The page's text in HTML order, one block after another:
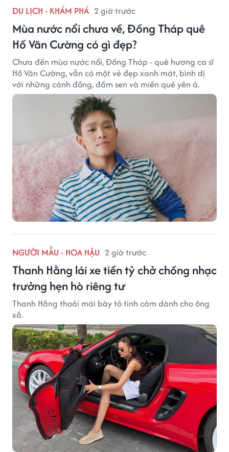
DU LỊCH - KHÁM PHÁ 2 giờ trước
Mùa nước nổi chưa về, Đồng Tháp quê
Hồ Văn Cường có gì đẹp?
Chưa đến mùa nước nổi, Đồng Tháp - quê hương ca sĩ
Hồ Văn Cường, vẫn có một vẻ đẹp xanh mát, bình dị
với những cánh đồng, đầm sen và miền quê yên ả.
NGƯỜI MẪU - HOA HẬU 2 giờ trước
Thanh Hằng lái xe tiền tỷ chở chồng nhạc
trưởng hẹn hò riêng tư
Thanh Hằng thoải mái bày tỏ tình cảm dành cho ông
xã.